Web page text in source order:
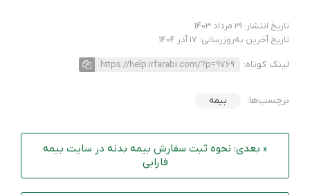
تاریخ انتشار: 31 مرداد 1403
تاریخ آخرین به‌روزرسانی: 17 آذر 1404
لینک کوتاه: https://help.irfarabi.com/?p=9769
برچسب‌ها: بیمه
« بعدی: نحوه ثبت سفارش بیمه بدنه در سایت بیمه
فارابی